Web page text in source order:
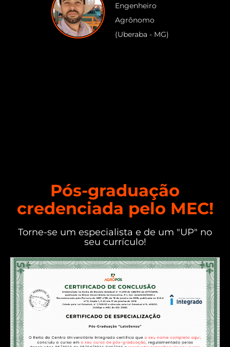
Engenheiro
Agrônomo
(Uberaba - MG)
Pós-graduação
credenciada pelo MEC!
Torne-se um especialista e de um "UP" no
seu currículo!